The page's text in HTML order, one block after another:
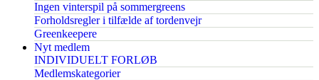
Ingen vinterspil på sommergreens
Forholdsregler i tilfælde af tordenvejr
Greenkeepere
Nyt medlem
INDIVIDUELT FORLØB
Medlemskategorier